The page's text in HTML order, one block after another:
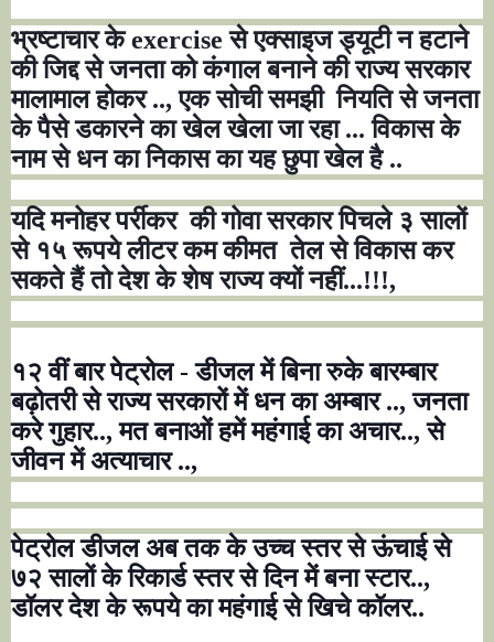
भ्रष्टाचार केexerciseसे एक्साइज ड्यूटी न हटाने
की जिद्द से जनता को कंगाल बनाने की राज्य सरकार
मालामाल होकर ..,एक सोची समझी नियति से जनता
के पैसे डकारने का खेल खेला जा रहा ... विकास के
नाम से धन का निकास का यह छुपा खेल है ..
यदि मनोहर पर्रीकर की गोवा सरकार पिचले ३ सालों
से १५ रूपये लीटर कम कीमत तेल से विकास कर
सकते हैं तो देश के शेष राज्य क्यों नहीं...!!!,
१२ वीं बार पेट्रोल - डीजल में बिना रुके बारम्बार
बढ़ोतरी से राज्य सरकारों में धन का अम्बार ..,जनता
करे गुहार..,मत बनाओं हमें महंगाई का अचार..,से
जीवन में अत्याचार ..,
पेट्रोल डीजल अब तक के उच्च स्तर से ऊंचाई से
७२ सालों के रिकार्ड स्तर से दिन में बना स्टार..,
डॉलर देश के रूपये का महंगाई से खिचे कॉलर..